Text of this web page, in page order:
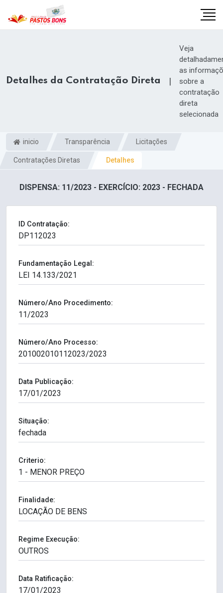
Detalhes da Contratação Direta |
Veja
as
sobre a
contratação
direta
selecionada
inicio Transparência Licitações
Contratações Diretas Detalhes
DISPENSA: 11/2023 - EXERCÍCIO: 2023 - FECHADA
ID Contratação:
Fundamentação Legal:
Número/Ano Procedimento:
Número/Ano Processo:
Data Publicação:
Situação:
Criterio:
Finalidade:
Regime Execução:
Data Ratificação: